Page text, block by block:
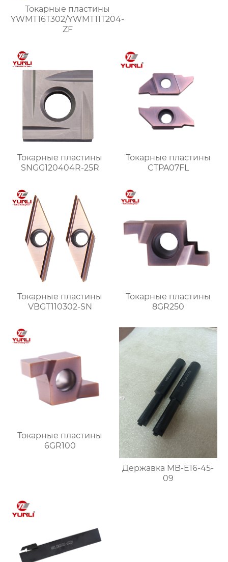
Токарные пластины
YWMT16T302/YWMT11T204-
ZF
Токарные пластины
SNGG120404R-25R
Токарные пластины
CTPA07FL
Токарные пластины
VBGT110302-SN
Токарные пластины
8GR250
Токарные пластины
6GR100
Державка MB-E16-45-
09